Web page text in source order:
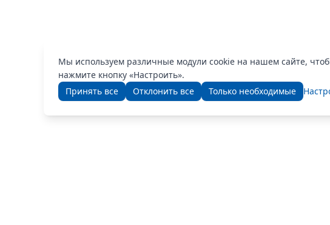
Мы используем различные модули cookie на нашем сайте,
нажмите кнопку «Настроить».
Принять все
Отклонить все Только необходимые